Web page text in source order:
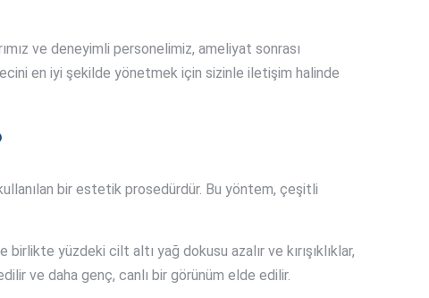
ve deneyimli personelimiz, ameliyat sonrası
en iyi şekilde yönetmek için sizinle iletişim halinde
bir estetik prosedürdür. Bu yöntem, çeşitli
yüzdeki cilt altı yağ dokusu azalır ve kırışıklıklar,
ve daha genç, canlı bir görünüm elde edilir.